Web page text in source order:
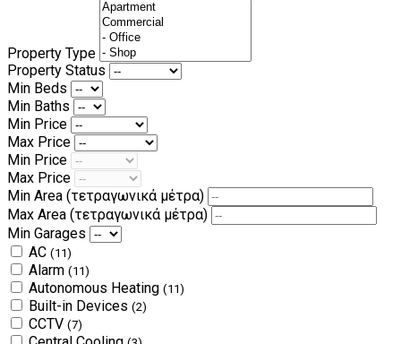
Property Type
Property Status
Min Beds
Min Baths
Min Price
Max Price
Min Price
Max Price
Min Area (τετραγωνικά μέτρα)
Max Area (τετραγωνικά μέτρα)
Min Garages
AC (11)
Alarm (11)
Autonomous Heating (11)
Built-in Devices (2)
CCTV (7)